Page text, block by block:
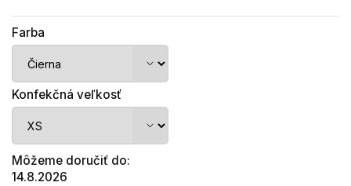
Farba
Konfekčná veľkosť
Môžeme doručiť do:
14.8.2026